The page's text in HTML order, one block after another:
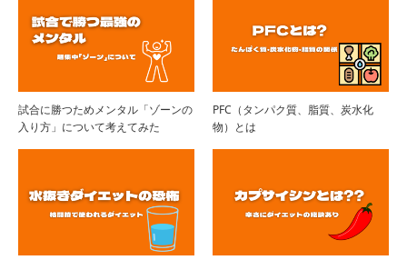
試合に勝つためメンタル「ゾーンの
入り方」について考えてみた
PFC（タンパク質、脂質、炭水化
物）とは